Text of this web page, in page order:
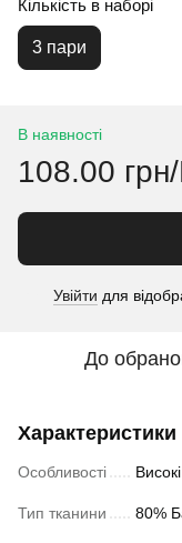
Кількість в наборі
3 пари
В наявності
108.00
Увійти для
До
Характеристики
Особливості Високі
Тип тканини 80%